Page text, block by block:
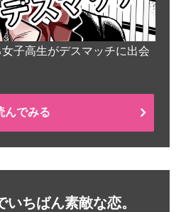
子高生がデスマッチに出会
んでみる
いちばん素敵な恋。